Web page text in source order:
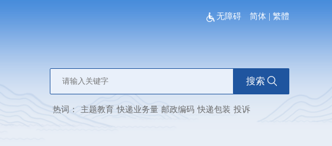
无障碍 简体 繁體
搜索
热词： 主题教育 快递业务量 邮政编码 快递包装 投诉